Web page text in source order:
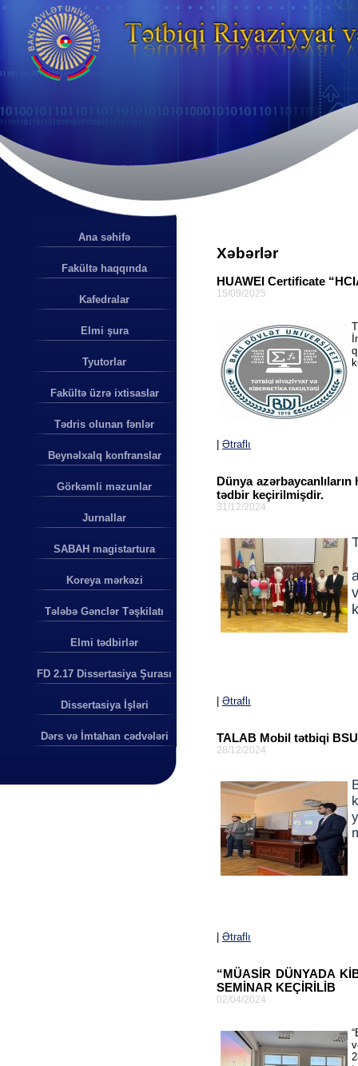
Ana səhifə
Fakültə haqqında
Kafedralar
Elmi şura
Tyutorlar
Fakültə üzrə ixtisaslar
Tədris olunan fənlər
Beynəlxalq konfranslar
Görkəmli məzunlar
Jurnallar
SABAH magistartura
Koreya mərkəzi
Tələbə Gənclər Təşkilatı
Elmi tədbirlər
FD 2.17 Dissertasiya Şurası
Dissertasiya İşləri
Dərs və İmtahan cədvələri
Xəbərlər
HUAWEI Certificate
15/09/2025
Ətraflı
Dünya
tədbir keçirilmişdir.
31/12/2024
Ətraflı
TALAB Mobil tətbiqi
28/12/2024
Ətraflı
“MÜASİR DÜNYADA
SEMİNAR KEÇİRİLİB
02/04/2024